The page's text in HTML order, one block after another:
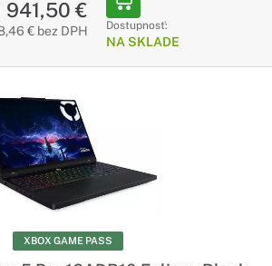
941,50 €
€ bez DPH Dostupnosť:
NA SKLADE
XBOX GAME PASS